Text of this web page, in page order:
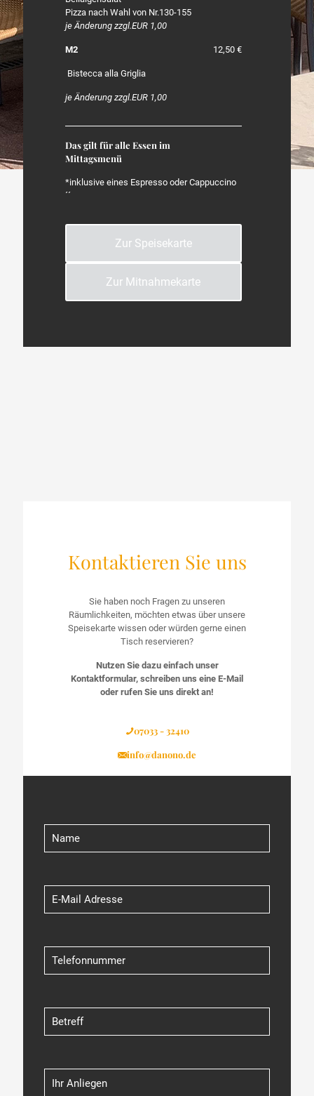
Pizza nach Wahl von Nr.130-155
je Änderung zzgl.EUR 1,00
M2 12,50 €
Bistecca alla Griglia
je Änderung zzgl.EUR 1,00
Das gilt für alle Essen im
Mittagsmenü
*inklusive eines Espresso oder Cappuccino
´´
Zur Speisekarte
Zur Mitnahmekarte
Kontaktieren Sie uns
Sie haben noch Fragen zu unseren
Räumlichkeiten, möchten etwas über unsere
Speisekarte wissen oder würden gerne einen
Tisch reservieren?
Nutzen Sie dazu einfach unser
Kontaktformular, schreiben uns eine E-Mail
oder rufen Sie uns direkt an!
07033 - 32410
info@danono.de